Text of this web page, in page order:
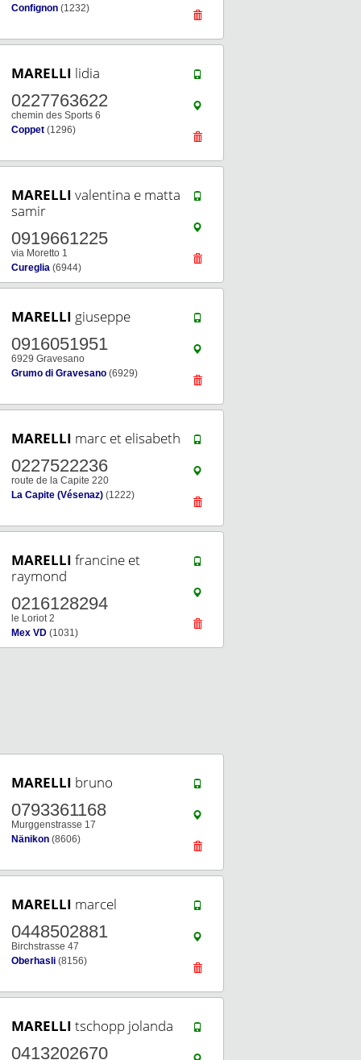
Confignon (1232)
MARELLI lidia
0227763622
chemin des Sports 6
Coppet (1296)
MARELLI valentina e matta
samir
0919661225
via Moretto 1
Cureglia (6944)
MARELLI giuseppe
0916051951
6929 Gravesano
Grumo di Gravesano (6929)
MARELLI marc et elisabeth
0227522236
route de la Capite 220
La Capite (Vésenaz) (1222)
MARELLI francine et
raymond
0216128294
le Loriot 2
Mex VD (1031)
MARELLI bruno
0793361168
Murggenstrasse 17
Nänikon (8606)
MARELLI marcel
0448502881
Birchstrasse 47
Oberhasli (8156)
MARELLI tschopp jolanda
0413202670